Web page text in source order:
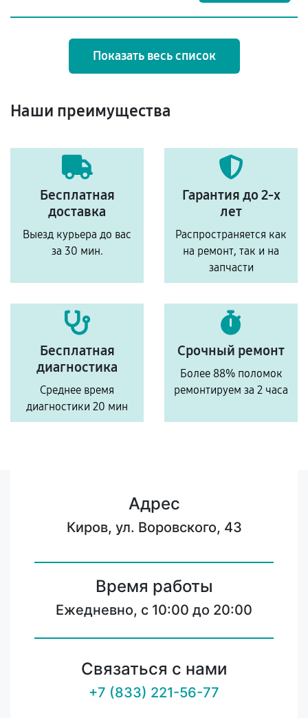
Показать весь список
Наши преимущества
Бесплатная
доставка
Выезд курьера до вас
за 30 мин.
Гарантия до 2-х
лет
Распространяется как
на ремонт, так и на
запчасти
Бесплатная
диагностика
Среднее время
диагностики 20 мин
Срочный ремонт
Более 88% поломок
ремонтируем за 2 часа
Адрес
Киров, ул. Воровского, 43
Время работы
Ежедневно, с 10:00 до 20:00
Связаться с нами
+7 (833) 221-56-77